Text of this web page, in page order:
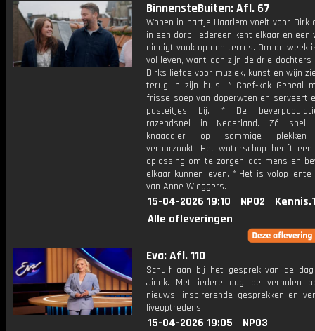
BinnensteBuiten: Afl. 67
Wonen in hartje Haarlem voelt voor Dirk
in een dorp: iedereen kent elkaar en een
eindigt vaak op een terras. Om de week
vol leven, want dan zijn de drie dochters
Dirks liefde voor muziek, kunst en wijn
terug in zijn huis. * Chef-kok Geneal
frisse soep van doperwten en serveert
pasteitjes bij. * De
razendsnel in Nederland. Zó
knaagdier op sommige plekken
veroorzaakt. Het waterschap heeft een
oplossing om te zorgen dat mens en
elkaar kunnen leven. * Het is volop
van Anne Wieggers.
15-04-2026 19:10 NPO2
Alle afleveringen
Eva: Afl. 110
Schuif aan bij het gesprek van de
Jinek. Met iedere dag de verhalen
nieuws, inspirerende gesprekken en
liveoptredens.
15-04-2026 19:05
NPO3